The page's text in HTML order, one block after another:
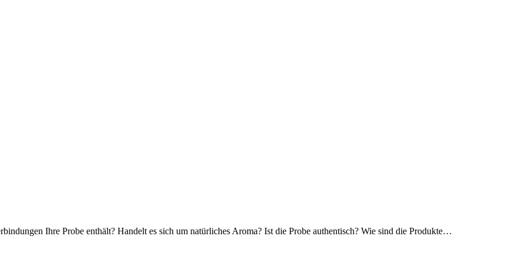
Ihre Probe enthält? Handelt es sich um natürliches Aroma? Ist die Probe authentisch? Wie sind die Produkte…